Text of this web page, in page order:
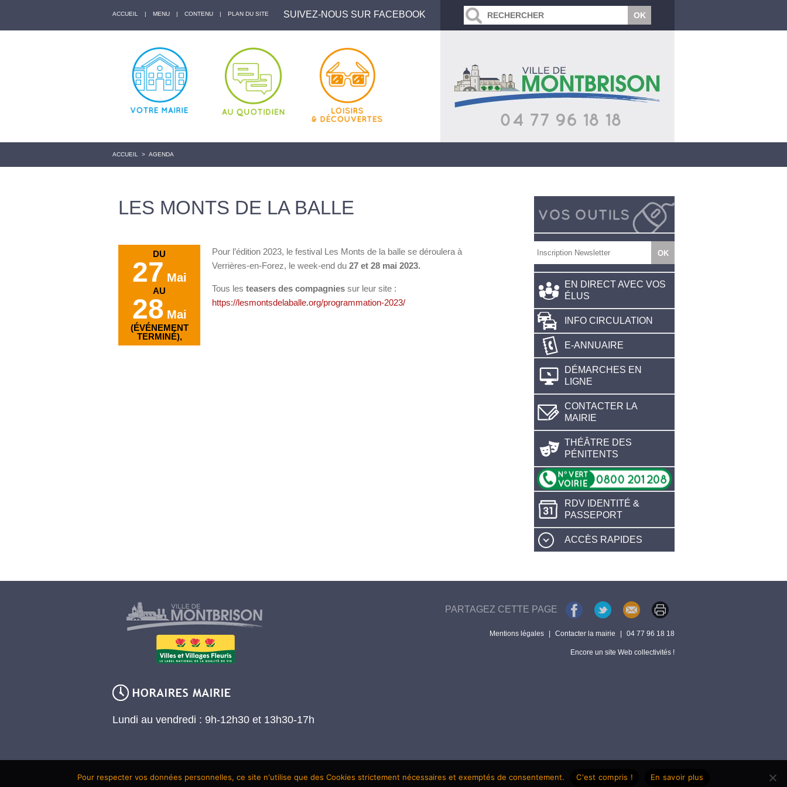
ACCUEIL | MENU | CONTENU | PLAN DU SITE SUIVEZ-NOUS SUR FACEBOOK
ACCUEIL > AGENDA
LES MONTS DE LA BALLE
DU
27 Mai
AU
28 Mai
(ÉVÉNEMENT
TERMINÉ),
Pour l’édition 2023, le festival Les Monts de la balle se déroulera à
Verrières-en-Forez, le week-end du 27 et 28 mai 2023.
Tous les teasers des compagnies sur leur site :
https://lesmontsdelaballe.org/programmation-2023/
EN DIRECT AVEC VOS
ÉLUS
INFO CIRCULATION
E-ANNUAIRE
DÉMARCHES EN
LIGNE
CONTACTER LA
MAIRIE
THÉÂTRE DES
PÉNITENTS
RDV IDENTITÉ &
PASSEPORT
ACCÈS RAPIDES
Lundi au vendredi : 9h-12h30 et 13h30-17h
PARTAGEZ CETTE PAGE
Mentions légales Contacter la mairie 04 77 96 18 18
Encore un site Web collectivités !
Pour respecter vos données personnelles, ce site n'utilise que des Cookies strictement nécessaires et exemptés de consentement. C'est compris ! En savoir plus